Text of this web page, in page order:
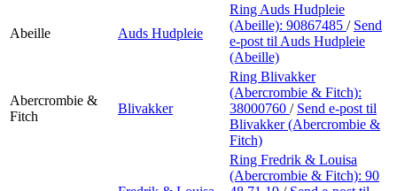
Abeille Auds Hudpleie
Ring Auds Hudpleie
(Abeille): 90867485 / Send
e-post til Auds Hudpleie
(Abeille)
Abercrombie &
Fitch
Blivakker
Ring Blivakker
(Abercrombie & Fitch):
38000760 / Send e-post til
Blivakker (Abercrombie &
Fitch)
Ring Fredrik & Louisa
(Abercrombie & Fitch): 90